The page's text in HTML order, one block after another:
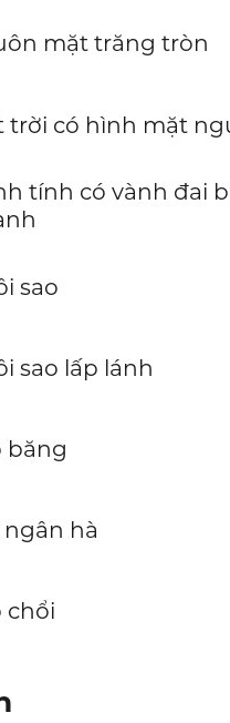
mặt trăng tròn
trời có hình mặt
tính có vành đai
sao
sao lấp lánh
băng
ngân hà
chổi